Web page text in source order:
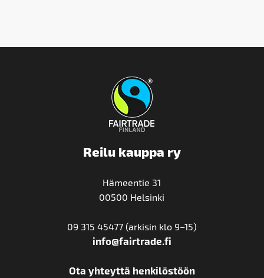
Reilu kauppa ry
Hämeentie 31
00500 Helsinki
09 315 45477 (arkisin klo 9–15)
info@fairtrade.fi
Ota yhteyttä henkilöstöön